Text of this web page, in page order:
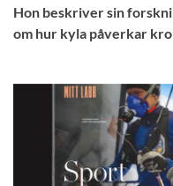
Hon beskriver sin
om hur kyla påverkar